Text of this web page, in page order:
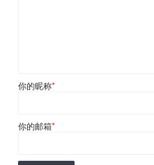
你的昵称*
你的邮箱*